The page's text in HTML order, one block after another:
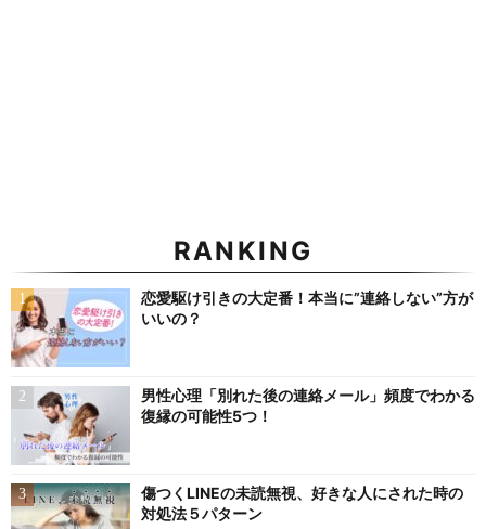
RANKING
恋愛駆け引きの大定番！本当に”連絡しない”方が
いいの？
男性心理「別れた後の連絡メール」頻度でわかる
復縁の可能性5つ！
傷つくLINEの未読無視、好きな人にされた時の
対処法５パターン